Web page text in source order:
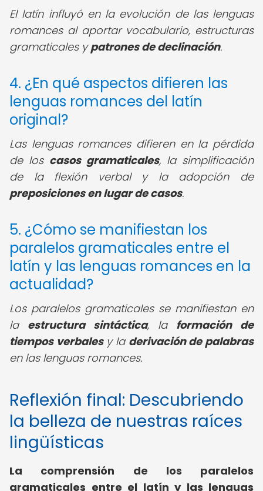
El latín influyó en la evolución de las lenguas
romances al aportar vocabulario, estructuras
gramaticales ypatrones de declinación.
4. ¿En qué aspectos difieren las
lenguas romances del latín
original?
Las lenguas romances difieren en la pérdida
de los casos gramaticales, la simplificación
de la flexión verbal y la adopción de
preposiciones en lugar de casos.
5. ¿Cómo se manifiestan los
paralelos gramaticales entre el
latín y las lenguas romances en la
actualidad?
Los paralelos gramaticales se manifiestan en
la estructura sintáctica, la formación de
tiempos verbalesy la derivación de palabras
en las lenguas romances.
Reflexión final: Descubriendo
la belleza de nuestras raíces
lingüísticas
La comprensión de los paralelos
gramaticales entre el latín y las lenguas